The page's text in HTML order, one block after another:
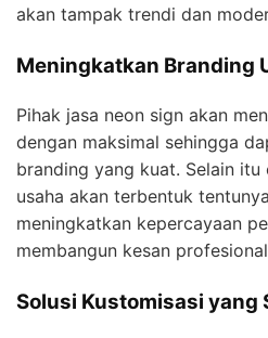
akan tampak trendi dan
Meningkatkan Branding
Pihak jasa neon sign akan
dengan maksimal sehingga
branding yang kuat. Selain
usaha akan terbentuk
meningkatkan kepercayaan
membangun kesan
Solusi Kustomisasi yang